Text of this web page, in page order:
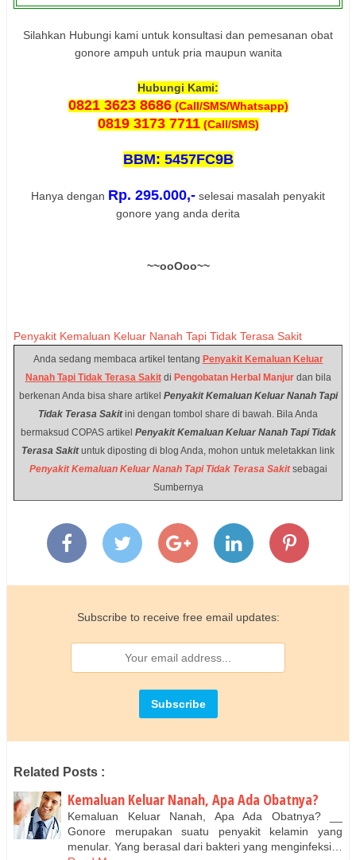
Silahkan Hubungi kami untuk konsultasi dan pemesanan obat
gonore ampuh untuk pria maupun wanita
Hubungi Kami:
0821 3623 8686(Call/SMS/Whatsapp)
0819 3173 7711(Call/SMS)
BBM: 5457FC9B
Hanya dengan Rp. 295.000,- selesai masalah penyakit
gonore yang anda derita
~~ooOoo~~
Penyakit Kemaluan Keluar Nanah Tapi Tidak Terasa Sakit
Anda sedang membaca artikel tentang Penyakit Kemaluan Keluar
Nanah Tapi Tidak Terasa Sakitdi Pengobatan Herbal Manjurdan bila
berkenan Anda bisa share artikel Penyakit Kemaluan Keluar Nanah Tapi
Tidak Terasa Sakitini dengan tombol share di bawah. Bila Anda
bermaksud COPAS artikel Penyakit Kemaluan Keluar Nanah Tapi Tidak
Terasa Sakituntuk diposting di blog Anda, mohon untuk meletakkan link
Penyakit Kemaluan Keluar Nanah Tapi Tidak Terasa Sakitsebagai
Sumbernya
Subscribe to receive free email updates:
Related Posts :
Kemaluan Keluar Nanah, Apa Ada Obatnya?
Kemaluan Keluar Nanah, Apa Ada Obatnya? __
Gonore merupakan suatu penyakit kelamin yang
menular. Yang berasal dari bakteri yang menginfeksi…